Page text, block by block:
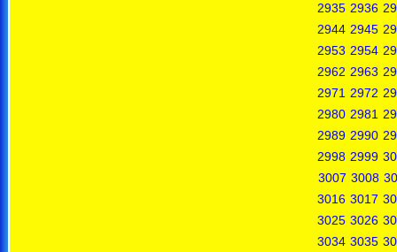
2935 2936
2944 2945
2953 2954
2962 2963
2971 2972
2980 2981
2989 2990
2998 2999
3007 3008
3016 3017
3025 3026
3034 3035